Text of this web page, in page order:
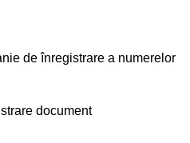
de înregistrare a numerelor
document